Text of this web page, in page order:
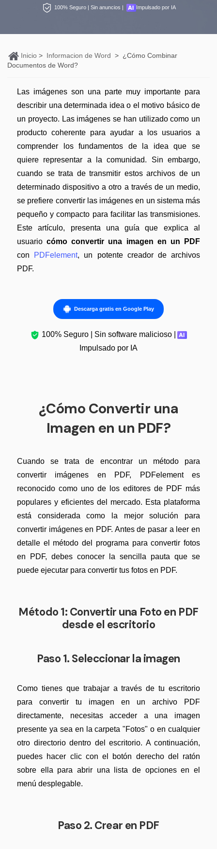
PDFelement Pro DC
Convertir PDF a Word
Combinar PDF
Lector de IA
Más herrmientas online
Personales
Comprimir PDF
Profesionales
Formulario de PDF
Firmar PDF
eSign PDF
PDF por lotes
Censurar PDF Nuevo
PDF OCR
Extraer datos de PDF
Compartir PDF
Soluciones completas
Educación
Finanzas
Publicación
Freelancer
Generar imágenes IA Nuevo
Todas las herramientas de IA
Edición de PDF
Organización de PDF
Segurirdad de PDF
Softwares de PDF
Trucos para Mac
Trucos para Windows
Trucos para móviles
Ver más
¿Por qué PDFelement?
Reseñas
Usar mejor PDFelement
Especificaciones técnicas
PDFelement para Windows
PDFelement para Mac
PDFelement para iOS
Centro de conocimiento
Explorar más
Plantillas de PDF gratuitas
Edita y personaliza plantillas gratuitas.
Centro de descargas
Descarga las herramientas de PDF.
Actualizar a PDFelement V12.
100% Seguro | Sin anuncios | Impulsado por IA
Inicio > Informacion de Word > ¿Cómo Combinar
Documentos de Word?
Las imágenes son una parte muy importante para
describir una determinada idea o el motivo básico de
un proyecto. Las imágenes se han utilizado como un
producto coherente para ayudar a los usuarios a
comprender los fundamentos de la idea que se
quiere representar a la comunidad. Sin embargo,
cuando se trata de transmitir estos archivos de un
determinado dispositivo a otro a través de un medio,
se prefiere convertir las imágenes en un sistema más
pequeño y compacto para facilitar las transmisiones.
Este artículo, presenta una guía que explica al
usuariocómo convertir una imagen en un PDF
con
PDFelement, un potente creador de archivos
PDF.
Descarga gratis en Google Play
100% Seguro | Sin software malicioso |
Impulsado por IA
¿Cómo Convertir una
Imagen en un PDF?
Cuando se trata de encontrar un método para
convertir imágenes en PDF, PDFelement es
reconocido como uno de los editores de PDF más
populares y eficientes del mercado. Esta plataforma
está considerada como la mejor solución para
convertir imágenes en PDF. Antes de pasar a leer en
detalle el método del programa para convertir fotos
en PDF, debes conocer la sencilla pauta que se
puede ejecutar para convertir tus fotos en PDF.
Método 1: Convertir una Foto en PDF
desde el escritorio
Paso 1. Seleccionar la imagen
Como tienes que trabajar a través de tu escritorio
para convertir tu imagen en un archivo PDF
directamente, necesitas acceder a una imagen
presente ya sea en la carpeta "Fotos" o en cualquier
otro directorio dentro del escritorio. A continuación,
puedes hacer clic con el botón derecho del ratón
sobre ella para abrir una lista de opciones en el
menú desplegable.
Paso 2. Crear en PDF